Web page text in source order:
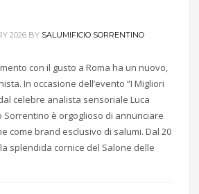
2026 BY SALUMIFICIO SORRENTINO
con il gusto a Roma ha un nuovo,
In occasione dell’evento “I Migliori
celebre analista sensoriale Luca
Sorrentino è orgoglioso di annunciare
come brand esclusivo di salumi. Dal 20
splendida cornice del Salone delle